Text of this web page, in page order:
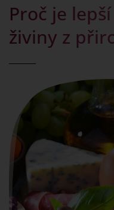
Proč je
živiny z